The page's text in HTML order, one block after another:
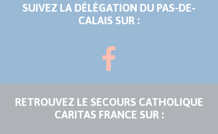
SUIVEZ LA DÉLÉGATION DU PAS-DE-
CALAIS SUR :
RETROUVEZ LE SECOURS CATHOLIQUE
CARITAS FRANCE SUR :